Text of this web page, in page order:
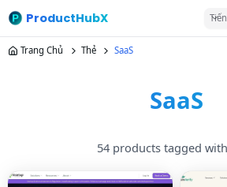
ProductHubX
Trang Chủ Thẻ SaaS
SaaS
54 products tagged with